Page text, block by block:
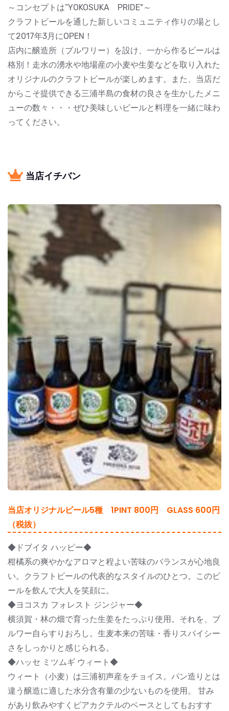
～コンセプトは”YOKOSUKA PRIDE"～
クラフトビールを通した新しいコミュニティ作りの場とし
て2017年3月にOPEN！
店内に醸造所（ブルワリー）を設け、一から作るビールは
格別！走水の湧水や地場産の小麦や生姜などを取り入れた
オリジナルのクラフトビールが楽しめます。また、当店だ
からこそ提供できる三浦半島の食材の良さを生かしたメニ
ューの数々・・・ぜひ美味しいビールと料理を一緒に味わ
ってください。
当店イチバン
当店オリジナルビール5種 1PINT 800円 GLASS 600円
（税抜）
◆ドブイタ ハッピー◆
柑橘系の爽やかなアロマと程よい苦味のバランスが心地良
い。クラフトビールの代表的なスタイルのひとつ。このビ
ールを飲んで大人を笑顔に。
◆ヨコスカ フォレスト ジンジャー◆
横須賀・林の畑で育った生姜をたっぷり使用。それを、ブ
ルワー自らすりおろし。生麦本来の苦味・香りスパイシー
さをしっかりと感じられる。
◆ハッセ ミツムギ ウィート◆
ウィート（小麦）は三浦初声産をチョイス。パン造りとは
違う醸造に適した水分含有量の少ないものを使用。 甘み
があり飲みやすくビアカクテルのベースとしてもおすす